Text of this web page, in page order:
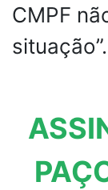
CMPF
situação”.